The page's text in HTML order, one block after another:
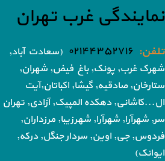
نمایندگی غرب تهران
تلفن: ۰۲۱۴۴۳۵۲۷۱۶ (سعادت آباد,
شهرک غرب, پونک, باغ فیض, شهران,
ستارخان, صادقیه, گیشا, اکباتان,آیت
ال...کاشانی, دهکده المپیک, آزادی, تهران
سر, شهرآرا, شهرآرا, شهرزیبا, مرزداران,
فردوس, جی, اوین, سردار جنگل, درکه,
ایوانک)